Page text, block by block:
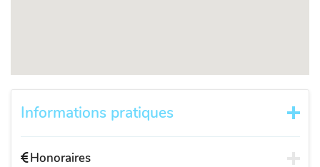
Informations pratiques
Honoraires